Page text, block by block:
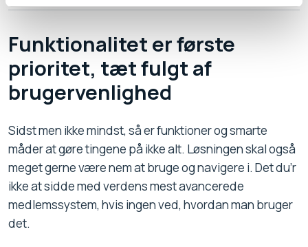
Funktionalitet er første
prioritet, tæt fulgt af
brugervenlighed
Sidst men ikke mindst, så er funktioner og smarte
måder at gøre tingene på ikke alt. Løsningen skal også
meget gerne være nem at bruge og navigere i. Det du’r
ikke at sidde med verdens mest avancerede
medlemssystem, hvis ingen ved, hvordan man bruger
det.